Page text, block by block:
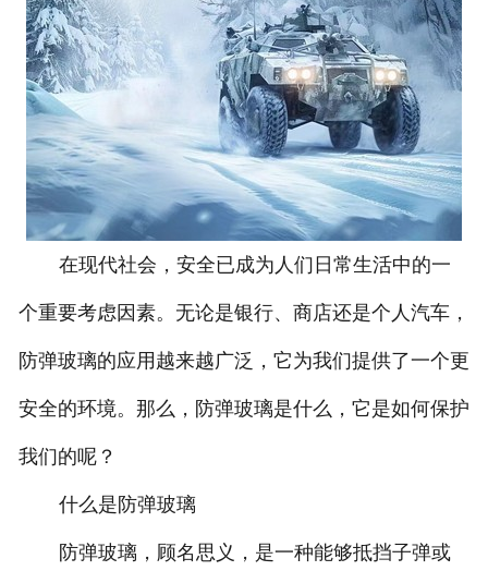
高铝硅玻璃
在现代社会，安全已成为人们日常生活中的一
个重要考虑因素。无论是银行、商店还是个人汽车，
防弹玻璃的应用越来越广泛，它为我们提供了一个更
安全的环境。那么，防弹玻璃是什么，它是如何保护
我们的呢？
什么是防弹玻璃
防弹玻璃，顾名思义，是一种能够抵挡子弹或